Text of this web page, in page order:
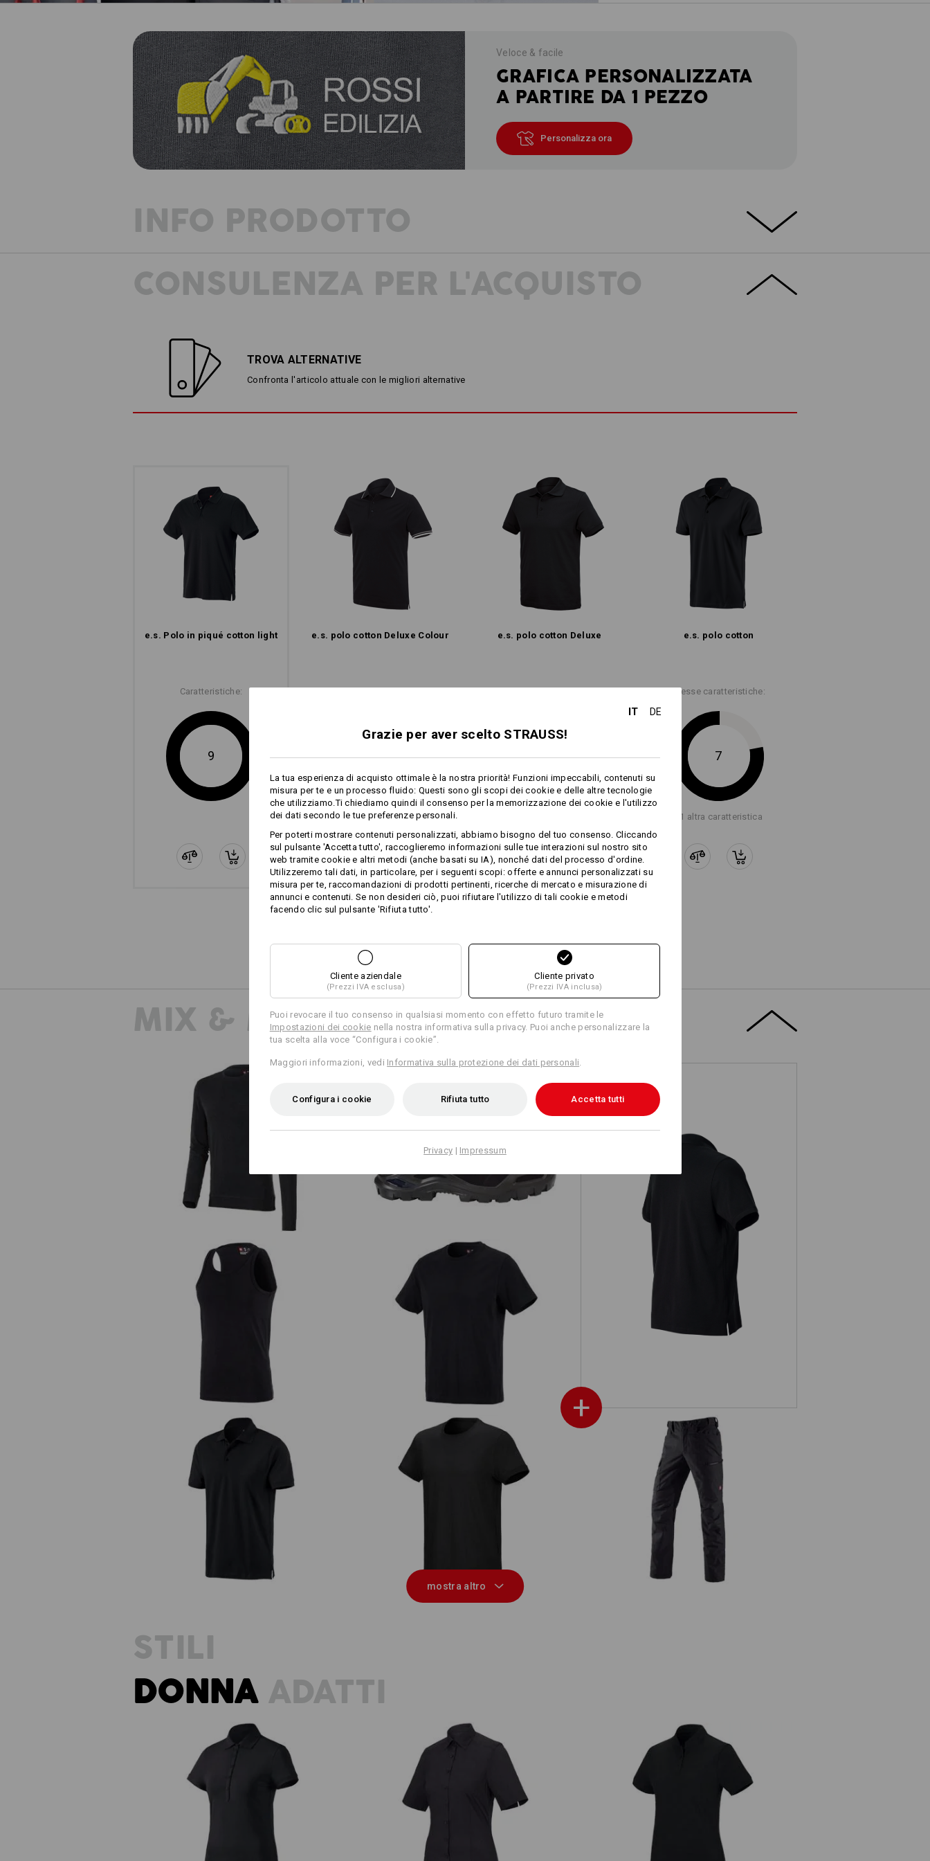
Veloce & facile
GRAFICA PERSONALIZZATA
A PARTIRE DA 1 PEZZO
Personalizza ora
INFO PRODOTTO
ULTRA LEGGERA – ELEGANTE TESSUTO PIQUÉ - 100 % COTONE –
VESTIBILITÀ NORMALE
Un classico sportivo in top forma: la comoda polo e.s. Piqué cotton light
tessuto piqué piacevolmente leggero, morbido ed elegante
in pregiato cotone
abbottonatura a 3 bottoni
Materiale:
Cotone
Non schiarire
Asciugare nell’asciugabiancheria
in modo delicato
Stirare a freddo
Logoservice
CONSULENZA PER L'ACQUISTO
TROVA ALTERNATIVE
Confronta l'articolo attuale con le migliori alternative
e.s. Polo in piqué cotton light
Caratteristiche:
9
e.s. polo cotton Deluxe Colour e.s. polo cotton Deluxe e.s. polo cotton
8
+2 altre caratteristiche
8
Stesse caratteristiche:
7
+1 altra caratteristica
MIX & MATCH
e.s. Polo in piqué cotton light
+
e.s. longsleeve cotton stretch
Kastra II mid
e.s. Athletic-Shirt cotton
e.s. polo cotton e.s. t-shirt cotton stretch e.s. pantaloni da lavoro pocket, uomo
mostra altro
STILI
DONNAADATTI
e.s. polo cotton stretch, donna
Blusa Business e.s.comfort, a manica
e.s. polo cotton Mandarin, donna
IT DE
Grazie per aver scelto STRAUSS!
La tua esperienza di acquisto ottimale è la nostra priorità! Funzioni impeccabili, contenuti su
misura per te e un processo fluido: Questi sono gli scopi dei cookie e delle altre tecnologie
che utilizziamo.Ti chiediamo quindi il consenso per la memorizzazione dei cookie e l'utilizzo
dei dati secondo le tue preferenze personali.
Per poterti mostrare contenuti personalizzati, abbiamo bisogno del tuo consenso. Cliccando
sul pulsante 'Accetta tutto', raccoglieremo informazioni sulle tue interazioni sul nostro sito
web tramite cookie e altri metodi (anche basati su IA), nonché dati del processo d'ordine.
Utilizzeremo tali dati, in particolare, per i seguenti scopi: offerte e annunci personalizzati su
misura per te, raccomandazioni di prodotti pertinenti, ricerche di mercato e misurazione di
annunci e contenuti. Se non desideri ciò, puoi rifiutare l'utilizzo di tali cookie e metodi
facendo clic sul pulsante 'Rifiuta tutto'.
Cliente aziendale
(Prezzi IVA esclusa)
Cliente privato
(Prezzi IVA inclusa)
Puoi revocare il tuo consenso in qualsiasi momento con effetto futuro tramite le
Impostazioni dei cookie nella nostra informativa sulla privacy. Puoi anche personalizzare la
tua scelta alla voce “Configura i cookie”.
Maggiori informazioni, vedi Informativa sulla protezione dei dati personali
Configura i cookie Rifiuta tutto Accetta tutti
Privacy | Impressum